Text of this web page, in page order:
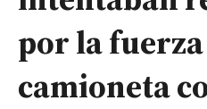
por la
camioneta